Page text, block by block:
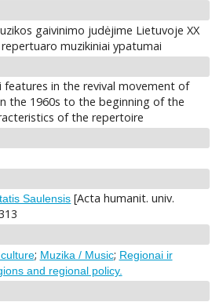
gaivinimo judėjime Lietuvoje XX
muzikiniai ypatumai
features in the revival movement of
the 1960s to the beginning of the
of the repertoire
Saulensis [Acta humanit. univ.
; Muzika / Music; Regionai ir
and regional policy.